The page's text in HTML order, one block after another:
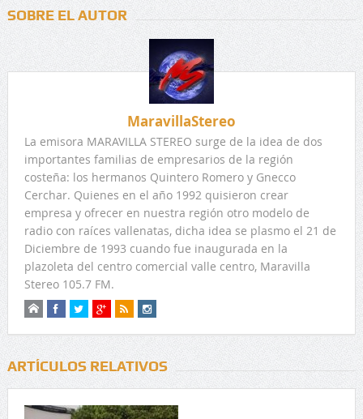
SOBRE EL AUTOR
MaravillaStereo
La emisora MARAVILLA STEREO surge de la idea de dos
importantes familias de empresarios de la región
costeña: los hermanos Quintero Romero y Gnecco
Cerchar. Quienes en el año 1992 quisieron crear
empresa y ofrecer en nuestra región otro modelo de
radio con raíces vallenatas, dicha idea se plasmo el 21 de
Diciembre de 1993 cuando fue inaugurada en la
plazoleta del centro comercial valle centro, Maravilla
Stereo 105.7 FM.
ARTÍCULOS RELATIVOS